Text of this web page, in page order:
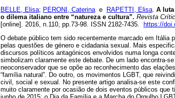
BELLE, Elisa; PERONI, Caterinae RAPETTI, Elisa. A
o dilema italiano entre “natureza e cultura”. Revista
[online]. 2016, n.110, pp.73-98. ISSN 2182-7435.
https://
O debate público tem sido recentemente marcado em Itália
pelas questões de género e cidadania sexual. Mais
discursos políticos antagónicos envolvidos numa longa
simbolizam claramente este debate. De um lado encontra-
neoconservador que se opõe ao reconhecimento das
“família natural”. Do outro, os movimentos LGBT, que
civil, social e sexual. No presente artigo analisa-se este
muito claramente por ocasião de dois eventos públicos que